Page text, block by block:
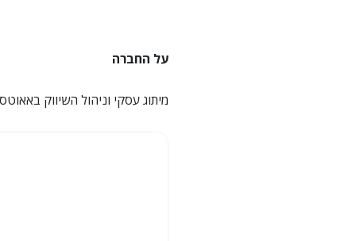
על החברה
מיתוג עסקי וניהול השיווק